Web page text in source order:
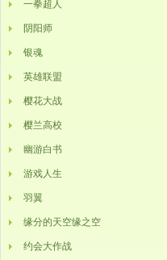
一拳超人
阴阳师
银魂
英雄联盟
樱花大战
樱兰高校
幽游白书
游戏人生
羽翼
缘分的天空缘之空
约会大作战